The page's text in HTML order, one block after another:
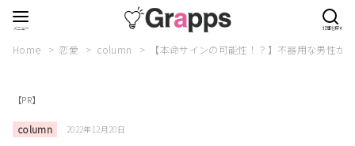
Home 恋愛 column 【本命サインの可能性！？】不器用な男性が
【PR】
column 2022年12月20日